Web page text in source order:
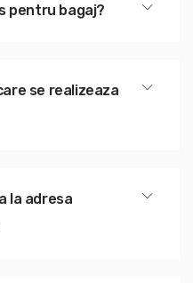
pentru bagaj?
se realizeaza
la adresa